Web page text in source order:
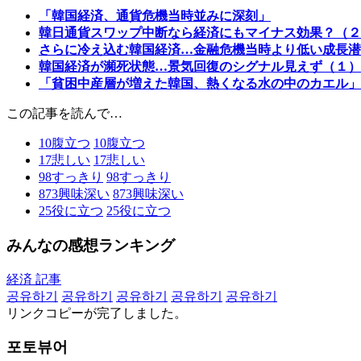
「韓国経済、通貨危機当時並みに深刻」
韓日通貨スワップ中断なら経済にもマイナス効果？（２
さらに冷え込む韓国経済…金融危機当時より低い成長潜
韓国経済が瀕死状態…景気回復のシグナル見えず（１）
「貧困中産層が増えた韓国、熱くなる水の中のカエル」
この記事を読んで…
10腹立つ 10腹立つ
17悲しい 17悲しい
98すっきり 98すっきり
873興味深い 873興味深い
25役に立つ 25役に立つ
みんなの感想ランキング
経済 記事
공유하기
공유하기 공유하기 공유하기
공유하기
リンクコピーが完了しました。
포토뷰어